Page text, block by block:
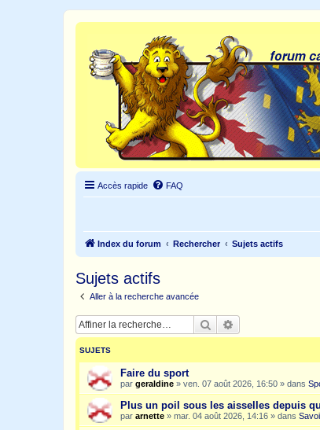
Accès rapide FAQ
Index du forum Rechercher Sujets actifs
Sujets actifs
Aller à la recherche avancée
Rechercher
SUJETS
Faire du sport
par geraldine » ven. 07 août 2026, 16:50 » dans
Plus un poil sous les aisselles depuis
par arnette » mar. 04 août 2026, 14:16 » dans